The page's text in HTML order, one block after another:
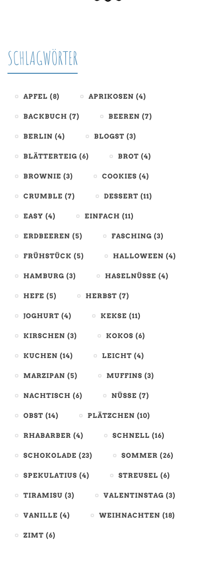
SCHLAGWÖRTER
APFEL (8) APRIKOSEN (4)
BACKBUCH (7) BEEREN (7)
BERLIN (4) BLOGST (3)
BLÄTTERTEIG (6) BROT (4)
BROWNIE (3) COOKIES (4)
CRUMBLE (7) DESSERT (11)
EASY (4) EINFACH (11)
ERDBEEREN (5) FASCHING (3)
FRÜHSTÜCK (5) HALLOWEEN (4)
HAMBURG (3) HASELNÜSSE (4)
HEFE (5) HERBST (7)
JOGHURT (4) KEKSE (11)
KIRSCHEN (3) KOKOS (6)
KUCHEN (14) LEICHT (4)
MARZIPAN (5) MUFFINS (3)
NACHTISCH (6) NÜSSE (7)
OBST (14) PLÄTZCHEN (10)
RHABARBER (4) SCHNELL (16)
SCHOKOLADE (23) SOMMER (26)
SPEKULATIUS (4) STREUSEL (6)
TIRAMISU (3) VALENTINSTAG (3)
VANILLE (4) WEIHNACHTEN (18)
ZIMT (6)